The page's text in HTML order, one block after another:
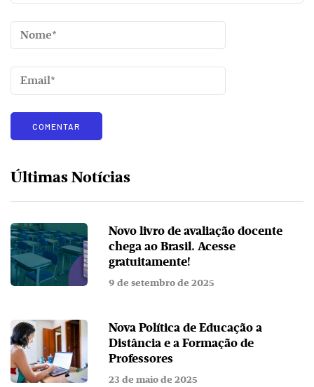
Últimas Notícias
Novo livro de avaliação docente
chega ao Brasil. Acesse
gratuitamente!
9 de setembro de 2025
Nova Política de Educação a
Distância e a Formação de
Professores
23 de maio de 2025